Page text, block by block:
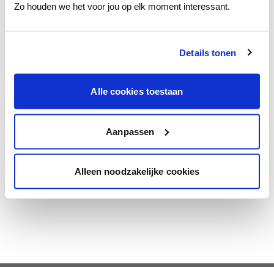
Zo houden we het voor jou op elk moment interessant.
Details tonen
Alle cookies toestaan
Aanpassen
Alleen noodzakelijke cookies
Kleuradvies aan huis
en je meubels.
Krijg ineens een technologische check-up
van je muren.